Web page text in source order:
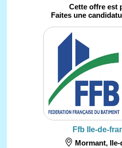
Cette offre est
Faites une
Ffb Ile-de-
Mormant, Ile-